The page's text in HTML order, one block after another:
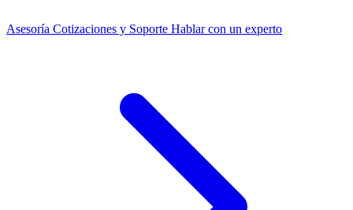
Asesoría Cotizaciones y Soporte Hablar con un experto